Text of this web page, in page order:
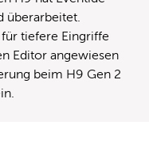
überarbeitet.
tiefere Eingriffe
Editor angewiesen
beim H9 Gen 2